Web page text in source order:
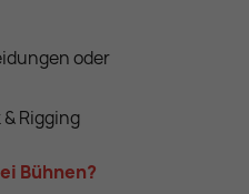
oder
Rigging
Bühnen?